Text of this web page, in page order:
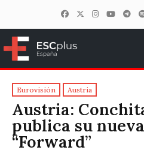
ESCplus España
Eurovisión Austria
Austria:
publica su
“Forward”